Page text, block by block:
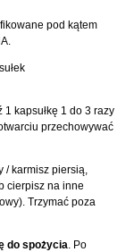
pod kątem
1 kapsułkę 1 do 3 razy
przechowywać
/ karmisz piersią,
cierpisz na inne
Trzymać poza
do spożycia. Po